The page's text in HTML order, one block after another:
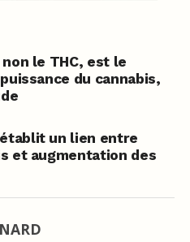
le THC, est le
du cannabis,
un lien entre
et augmentation des